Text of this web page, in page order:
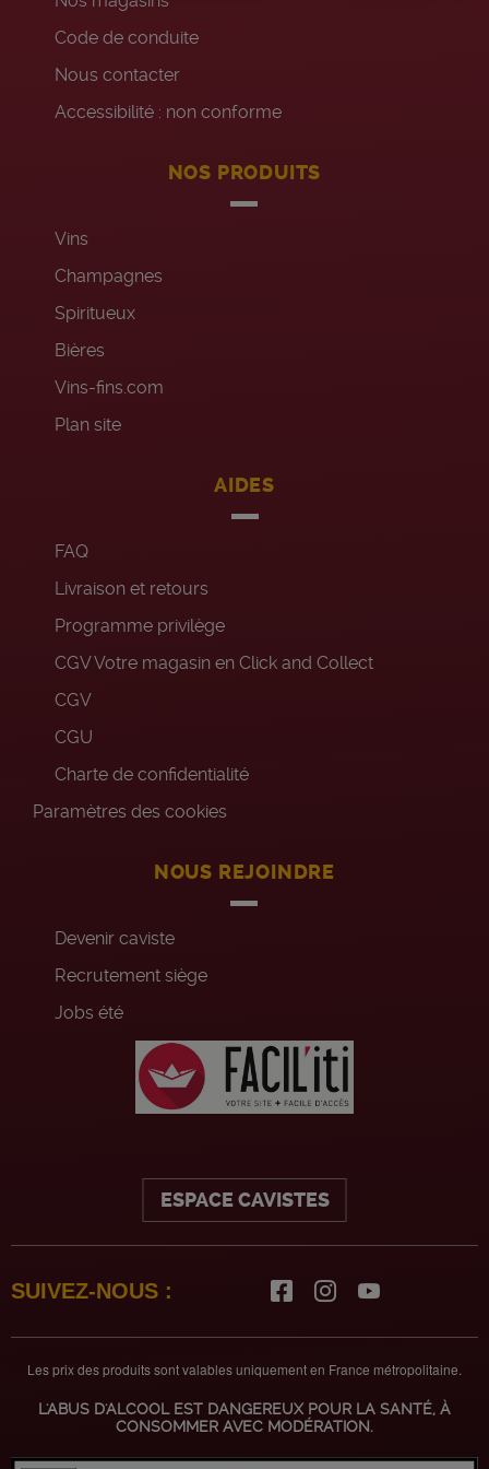
Code de conduite
Nous contacter
Accessibilité : non conforme
NOS PRODUITS
Vins
Champagnes
Spiritueux
Bières
Vins-fins.com
Plan site
AIDES
FAQ
Livraison et retours
Programme privilège
CGV Votre magasin en Click and Collect
CGV
CGU
Charte de confidentialité
Paramètres des cookies
NOUS REJOINDRE
Devenir caviste
Recrutement siège
Jobs été
ESPACE CAVISTES
SUIVEZ-NOUS :
Les prix des produits sont valables uniquement en France métropolitaine.
L'ABUS D'ALCOOL EST DANGEREUX POUR LA SANTÉ, À
CONSOMMER AVEC MODÉRATION.